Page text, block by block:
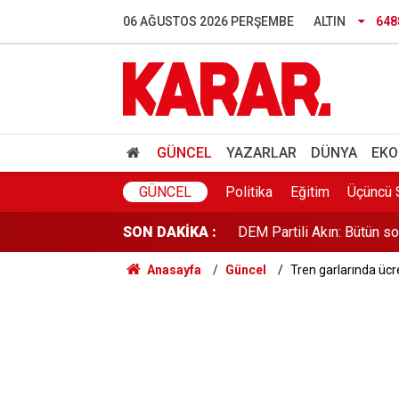
06 AĞUSTOS 2026 PERŞEMBE ALTIN
GÜNCEL YAZARLAR DÜNYA
GÜNCEL Politika Eğitim Üçüncü
SON DAKİKA :
Anketlerde Elif Eralp
THY ve Koç'u sollayan
DEM Partili Akın: Bütün
Deniz Harp Okulu’nda
YENİ Parti Zonguldak
Anasayfa Güncel Tren garlarında